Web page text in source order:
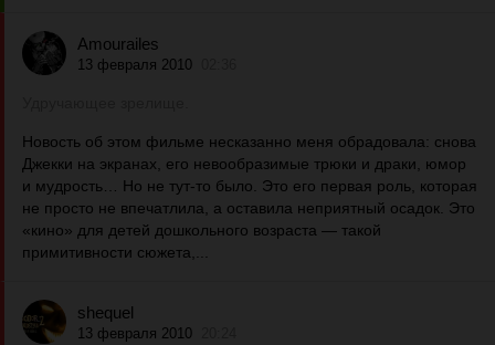
Amourailes
13 февраля 2010
Новость об этом фильме несказанно меня обрадовала: снова
Джекки на экранах, его невообразимые трюки и драки, юмор
и мудрость… Но не тут-то было. Это его первая роль, которая
не просто не впечатлила, а оставила неприятный осадок. Это
«кино» для детей дошкольного возраста — такой
примитивности сюжета,...
shequel
13 февраля 2010